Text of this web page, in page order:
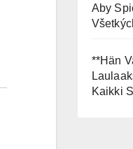
Aby
**Hän
Kaikki